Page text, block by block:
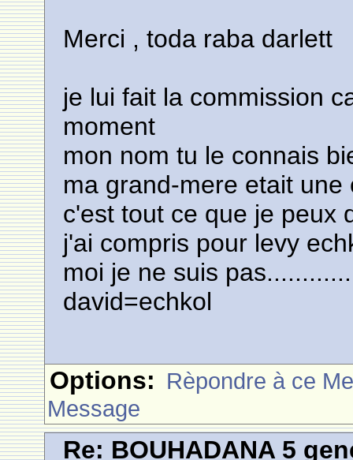
Merci , toda raba darlett
je lui fait la commission
moment
mon nom tu le connais
ma grand-mere etait
c'est tout ce que je peux
j'ai compris pour levy
moi je ne suis
david=echkol
Options: Rèpondre à ce
Message
Re: BOUHADANA 5